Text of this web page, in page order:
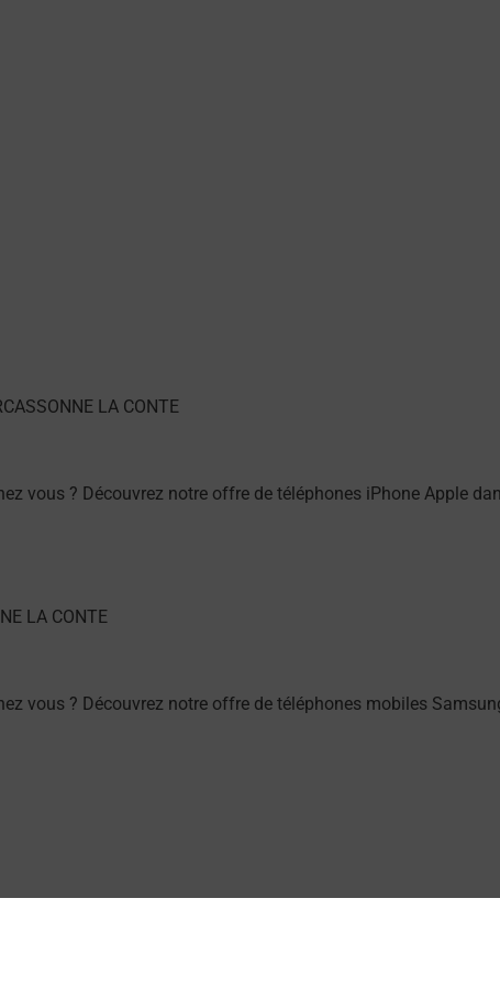
vous ? Découvrez notre offre de téléphones iPhone Apple
vous ? Découvrez notre offre de téléphones mobiles